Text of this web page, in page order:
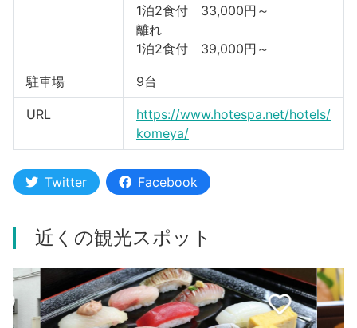
1泊2食付 33,000円～
離れ
1泊2食付 39,000円～
駐車場 9台
URL
https://www.hotespa.net/hotels/
komeya/
Twitter Facebook
近くの観光スポット